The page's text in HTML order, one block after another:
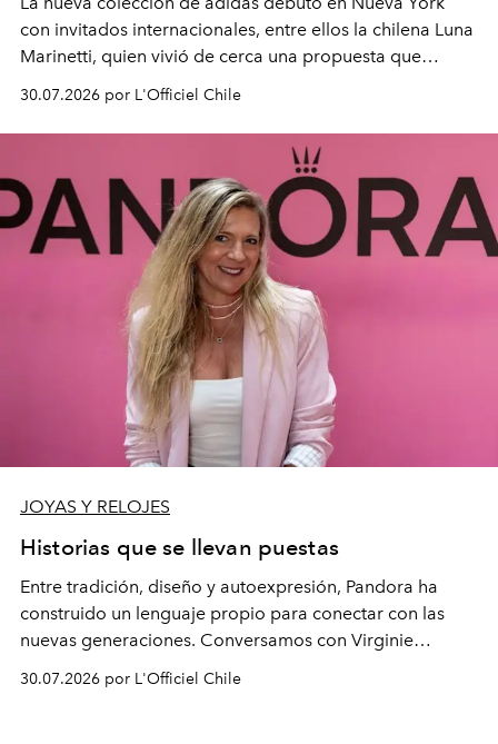
con invitados internacionales, entre ellos la chilena Luna
Marinetti, quien vivió de cerca una propuesta que
fusiona moda y rendimiento.
30.07.2026 por L'Officiel Chile
JOYAS Y RELOJES
Historias que se llevan puestas
Entre tradición, diseño y autoexpresión, Pandora ha
construido un lenguaje propio para conectar con las
nuevas generaciones. Conversamos con Virginie
Dubray, la responsable de marketing para
Latinoamérica, sobre identidad, cultura y el valor
30.07.2026 por L'Officiel Chile